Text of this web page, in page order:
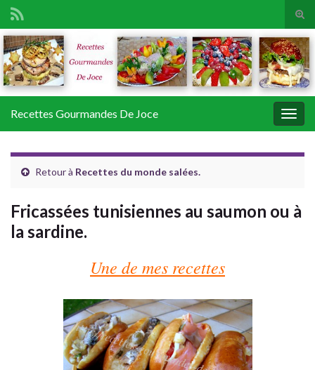
Search for:
Recettes Gourmandes De Joce
Retour à Recettes du monde salées.
Fricassées tunisiennes au saumon ou à
la sardine.
Une de mes recettes